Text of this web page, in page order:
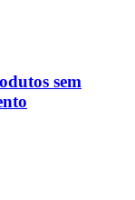
sem